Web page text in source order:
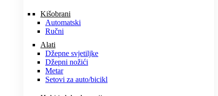
Kišobrani
Automatski
Ručni
Alati
Džepne svjetiljke
Džepni nožići
Metar
Setovi za auto/bicikl